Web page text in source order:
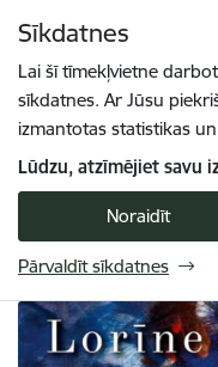
Sīkdatnes
Lai šī tīmekļvietne
sīkdatnes. Ar Jūsu
izmantotas statistikas
Lūdzu, atzīmējiet savu
Noraidīt
Pārvaldīt sīkdatnes
Turaidas